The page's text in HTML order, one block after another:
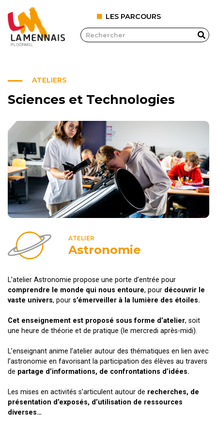
LES PARCOURS
ATELIERS
Sciences et Technologies
ATELIER
Astronomie
L’atelier Astronomie propose une porte d’entrée pour
comprendre le monde qui nous entoure, pour découvrir le
vaste univers, pour s’émerveiller à la lumière des étoiles.
Cet enseignement est proposé sous forme d’atelier, soit
une heure de théorie et de pratique (le mercredi après-midi).
L’enseignant anime l’atelier autour des thématiques en lien avec
l’astronomie en favorisant la participation des élèves au travers
de partage d’informations, de confrontations d’idées.
Les mises en activités s’articulent autour de recherches, de
présentation d’exposés, d’utilisation de ressources
diverses…